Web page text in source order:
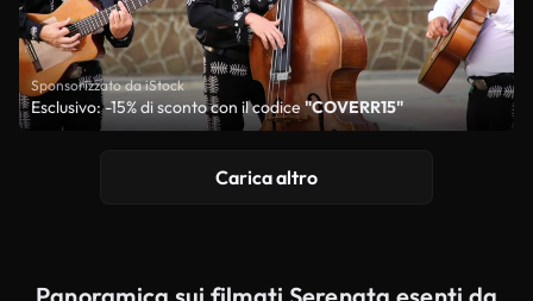
Sponsorizzato da iStock
Esclusivo: -15% di sconto con il codice"COVERR15"
Carica altro